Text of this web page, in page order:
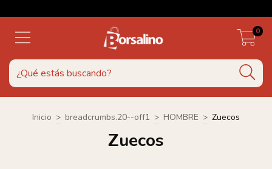
0
Inicio > breadcrumbs.20--off1 > HOMBRE > Zuecos
Zuecos